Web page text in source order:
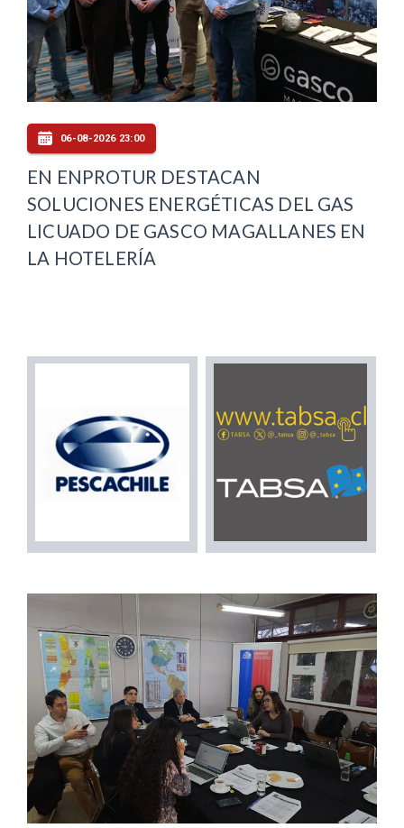
06-08-2026 23:00
EN ENPROTUR DESTACAN
SOLUCIONES ENERGÉTICAS DEL GAS
LICUADO DE GASCO MAGALLANES EN
LA HOTELERÍA